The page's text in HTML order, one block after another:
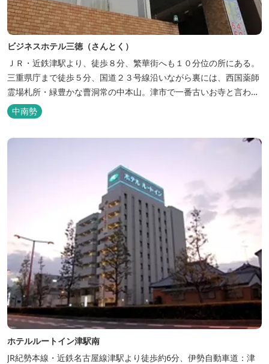
ビジネスホテル三徳（さんとく）
ＪＲ・近鉄津駅より、徒歩８分、繁華街へも１０分位の所にある。
三重県庁まで徒歩５分、国道２３号線沿いながら裏には、西国薬師
霊場札所・緑豊かな曹洞常の中本山。津市で一番古いお寺と言われ
る塔世山四天王寺があります。
中南勢
ホテルルートイン津駅南
JR紀勢本線・近鉄名古屋線津駅より徒歩約6分、伊勢自動車道：津